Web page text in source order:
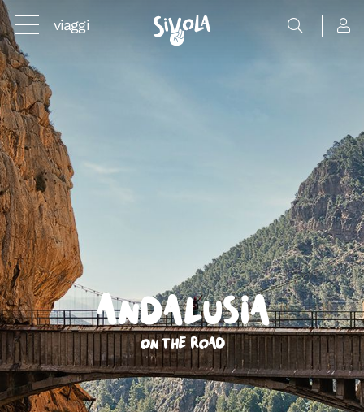
viaggi
Andalusia
On the road